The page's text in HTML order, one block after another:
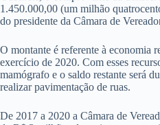
1.450.000,00 (um milhão
do presidente da Câmara de
O montante é referente à economia
exercício de 2020. Com esses
mamógrafo e o saldo restante será
realizar pavimentação de ruas.
De 2017 a 2020 a Câmara de